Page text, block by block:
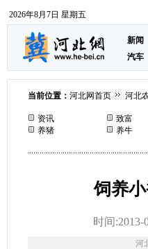
2026年8月7日 星期五
新闻
汽车
当前位置： 河北网首页 河北
资讯 致富
养猪
养牛
饲养
时间:2013-
河